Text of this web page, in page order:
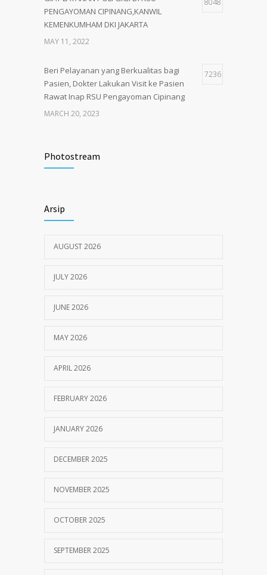
PENGAYOMAN CIPINANG,KANWIL
KEMENKUMHAM DKI JAKARTA
8048
MAY 11, 2022
Beri Pelayanan yang Berkualitas bagi
Pasien, Dokter Lakukan Visit ke Pasien
Rawat Inap RSU Pengayoman Cipinang
7236
MARCH 20, 2023
RSU Pengayoman
Photostream
Arsip
AUGUST 2026
JULY 2026
JUNE 2026
MAY 2026
APRIL 2026
FEBRUARY 2026
JANUARY 2026
DECEMBER 2025
NOVEMBER 2025
OCTOBER 2025
SEPTEMBER 2025